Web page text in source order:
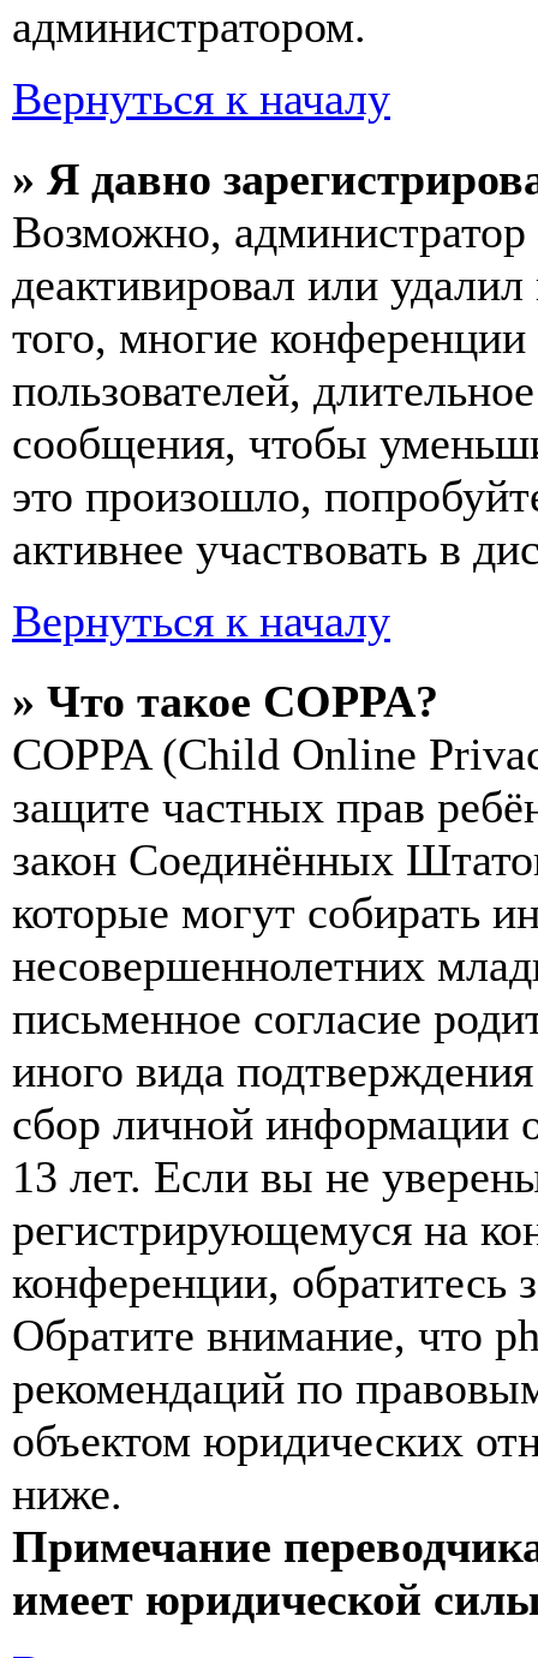
администратором.
Вернуться к началу
» Я давно
Возможно,
деактивировал или
того, многие
пользователей,
сообщения, чтобы
это произошло,
активнее участвовать в
Вернуться к началу
» Что такое COPPA?
COPPA (Child Online
защите частных прав
закон Соединённых
которые могут собирать
несовершеннолетних
письменное согласие
иного вида
сбор личной информации
13 лет. Если вы не
регистрирующемуся на
конференции, обратитесь
Обратите внимание, что
рекомендаций по
объектом юридических
ниже.
Примечание
имеет юридической